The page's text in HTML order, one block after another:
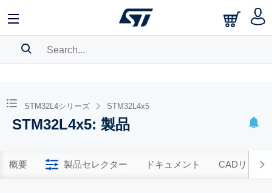
BOOKMARK
Pleaselog into show your saved searches.
STM32L4シリーズ STM32L4x5
STM32L4x5: 製品
概要 製品セレクター ドキュメント CADリソー